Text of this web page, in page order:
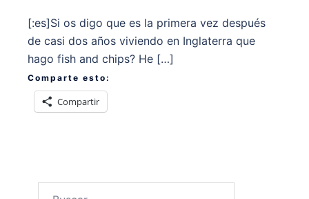
[:es]Si os digo que es la primera vez después
de casi dos años viviendo en Inglaterra que
hago fish and chips? He […]
Comparte esto:
Compartir